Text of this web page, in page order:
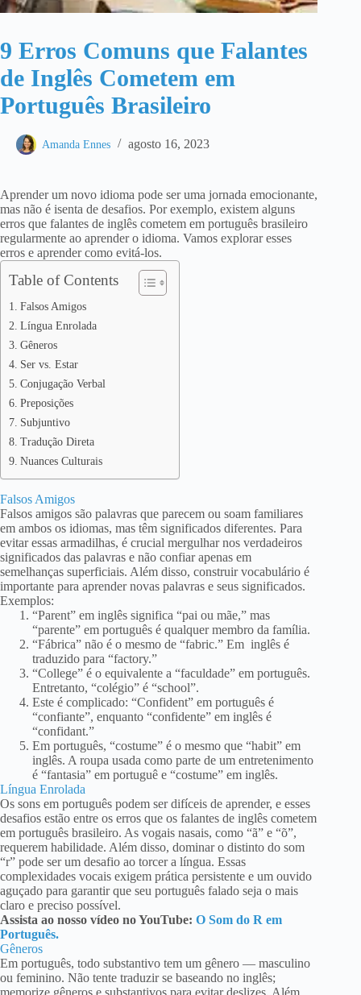
9 Erros Comuns que Falantes
de Inglês Cometem em
Português Brasileiro
Amanda Ennes agosto 16, 2023
Aprender um novo idioma pode ser uma jornada emocionante,
mas não é isenta de desafios. Por exemplo, existem alguns
erros que falantes de inglês cometem em português brasileiro
regularmente ao aprender o idioma. Vamos explorar esses
erros e aprender como evitá-los.
Table of Contents
Falsos Amigos
Língua Enrolada
Gêneros
Ser vs. Estar
Conjugação Verbal
Preposições
Subjuntivo
Tradução Direta
Nuances Culturais
Falsos Amigos
Falsos amigos são palavras que parecem ou soam familiares
em ambos os idiomas, mas têm significados diferentes. Para
evitar essas armadilhas, é crucial mergulhar nos verdadeiros
significados das palavras e não confiar apenas em
semelhanças superficiais. Além disso, construir vocabulário é
importante para aprender novas palavras e seus significados.
Exemplos:
“Parent” em inglês significa “pai ou mãe,” mas
“parente” em português é qualquer membro da família.
“Fábrica” não é o mesmo de “fabric.” Em inglês é
traduzido para “factory.”
“College” é o equivalente a “faculdade” em português.
Entretanto, “colégio” é “school”.
Este é complicado: “Confident” em português é
“confiante”, enquanto “confidente” em inglês é
“confidant.”
Em português, “costume” é o mesmo que “habit” em
inglês. A roupa usada como parte de um entretenimento
é “fantasia” em portuguê e “costume” em inglês.
Língua Enrolada
Os sons em português podem ser difíceis de aprender, e esses
desafios estão entre os erros que os falantes de inglês cometem
em português brasileiro. As vogais nasais, como “ã” e “õ”,
requerem habilidade. Além disso, dominar o distinto do som
“r” pode ser um desafio ao torcer a língua. Essas
complexidades vocais exigem prática persistente e um ouvido
aguçado para garantir que seu português falado seja o mais
claro e preciso possível.
Assista ao nosso vídeo no YouTube: O Som do R em
Português.
Gêneros
Em português, todo substantivo tem um gênero — masculino
ou feminino. Não tente traduzir se baseando no inglês;